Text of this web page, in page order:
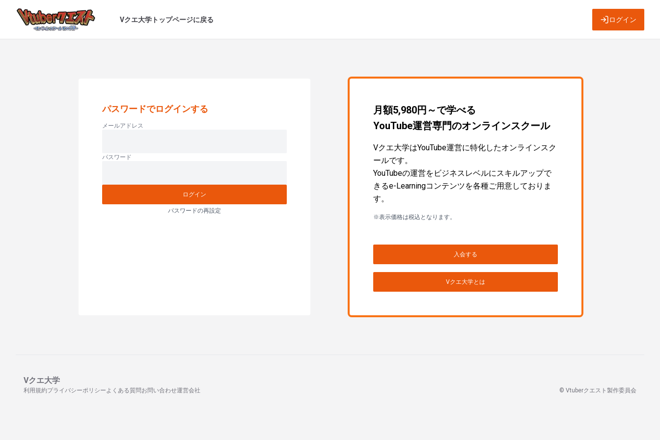
Vクエ大学トップページに戻る ログイン
パスワードでログインする
メールアドレス
パスワード
ログイン
パスワードの再設定
月額5,980円～で学べる
YouTube運営専門のオンラインスクール
Vクエ大学はYouTube運営に特化したオンラインスク
ールです。
YouTubeの運営をビジネスレベルにスキルアップで
きるe-Learningコンテンツを各種ご用意しておりま
す。
※表示価格は税込となります。
入会する
Vクエ大学とは
Vクエ大学
利用規約プライバシーポリシーよくある質問お問い合わせ運営会社 © Vtuberクエスト製作委員会